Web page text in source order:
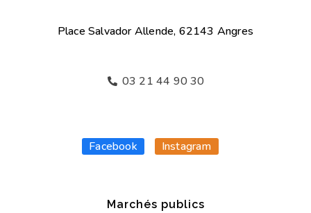
Place Salvador Allende, 62143 Angres
03 21 44 90 30
Facebook Instagram
Marchés publics